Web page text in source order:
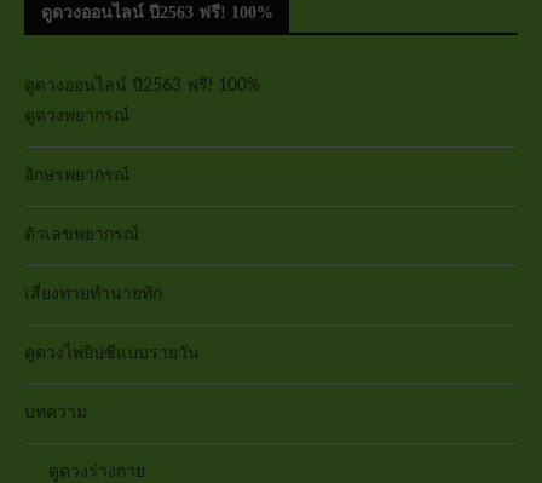
ดูดวงออนไลน์ ปี2563 ฟรี! 100%
ดูดวงออนไลน์ ปี2563 ฟรี! 100%
ดูดวงพยากรณ์
อักษรพยากรณ์
ตัวเลขพยากรณ์
เสี่ยงทายทำนายทัก
ดูดวงไพ่ยิปซีแบบรายวัน
บทความ
ดูดวงร่างกาย